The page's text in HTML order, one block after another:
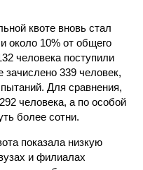
квоте вновь стал
около 10% от общего
человека поступили
339 человек,
Для сравнения,
человека, а по особой
более сотни.
показала низкую
и филиалах